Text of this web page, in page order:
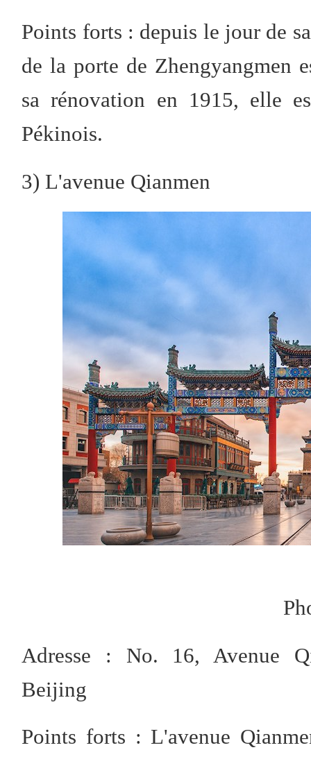
Points forts : depuis le jour de
de la porte de Zhengyangmen
sa rénovation en 1915, elle
Pékinois.
3) L'avenue Qianmen
Adresse : No. 16, Avenue
Beijing
Points forts : L'avenue